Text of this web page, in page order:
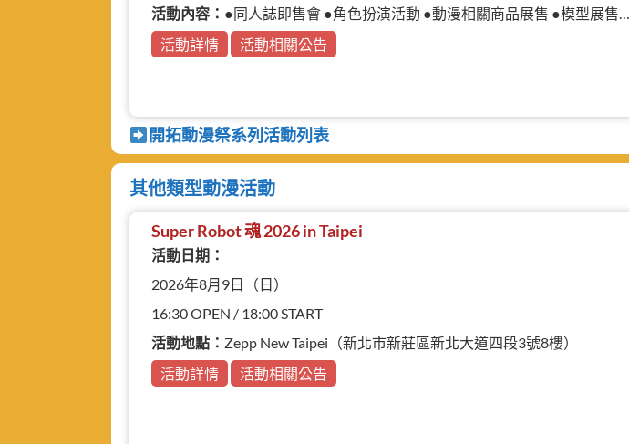
活動內容： ●同人誌即售會 ●角色扮演活動 ●動漫相關商品展售 ●模型展售 ●二手物品販售攤
活動詳情
活動相關公告
開拓動漫祭系列活動列表
其他類型動漫活動
Super Robot 魂 2026 in Taipei
活動日期：
2026年8月9日（日）
16:30 OPEN / 18:00 START
活動地點： Zepp New Taipei（新北市新莊區新北大道四段3號8樓）
活動詳情
活動相關公告